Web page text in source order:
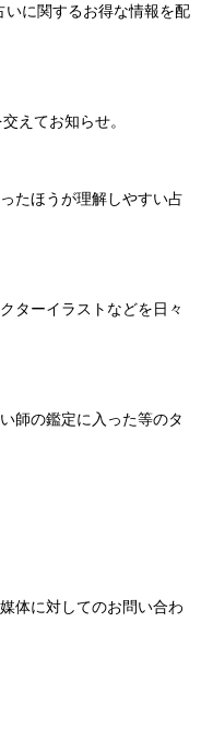
に関するお得な情報を配
えてお知らせ。
たほうが理解しやすい占
ターイラストなどを日々
師の鑑定に入った等のタ
体に対してのお問い合わ